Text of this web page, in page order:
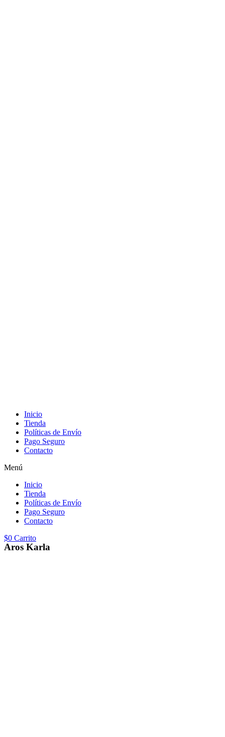
Inicio
Tienda
Políticas de Envío
Pago Seguro
Contacto
Menú
Inicio
Tienda
Políticas de Envío
Pago Seguro
Contacto
$0 Carrito
Aros Karla